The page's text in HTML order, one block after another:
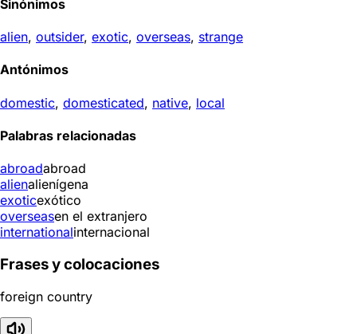
Sinónimos
alien, outsider, exotic, overseas, strange
Antónimos
domestic, domesticated, native, local
Palabras relacionadas
abroadabroad
alienalienígena
exoticexótico
overseasen el extranjero
internationalinternacional
Frases y colocaciones
foreign country